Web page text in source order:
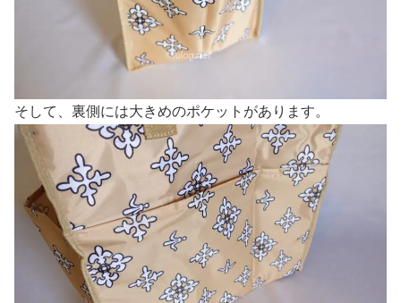
そして、裏側には大きめのポケットがあります。